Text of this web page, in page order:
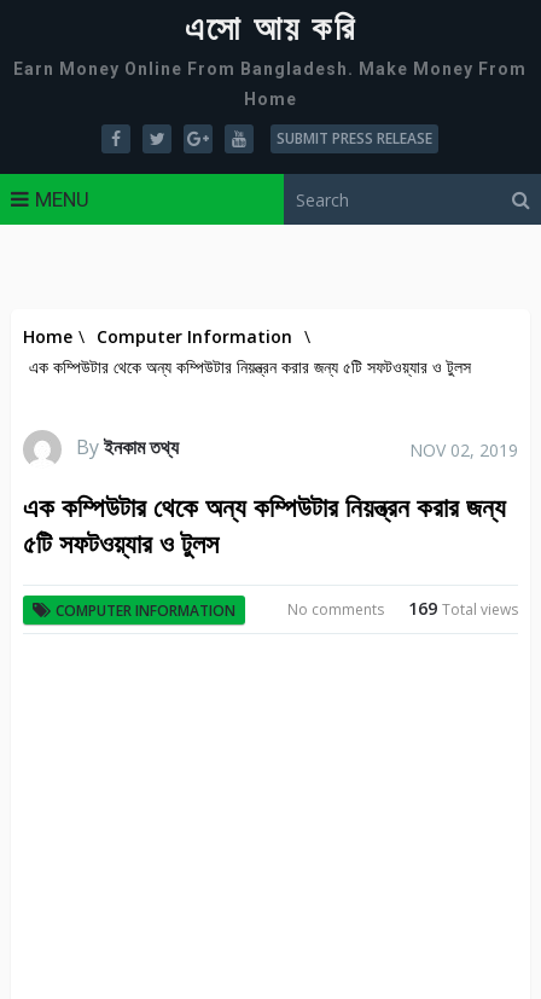
এসো আয় করি
Earn Money Online From Bangladesh. Make Money From
Home
SUBMIT PRESS RELEASE
MENU
Home \ Computer Information \
এক কম্পিউটার থেকে অন্য কম্পিউটার নিয়ন্ত্রন করার জন্য ৫টি সফটওয়্যার ও টুলস
Byইনকাম তথ্য NOV 02, 2019
এক কম্পিউটার থেকে অন্য কম্পিউটার নিয়ন্ত্রন করার জন্য
৫টি সফটওয়্যার ও টুলস
COMPUTER INFORMATION 169Total views
No comments